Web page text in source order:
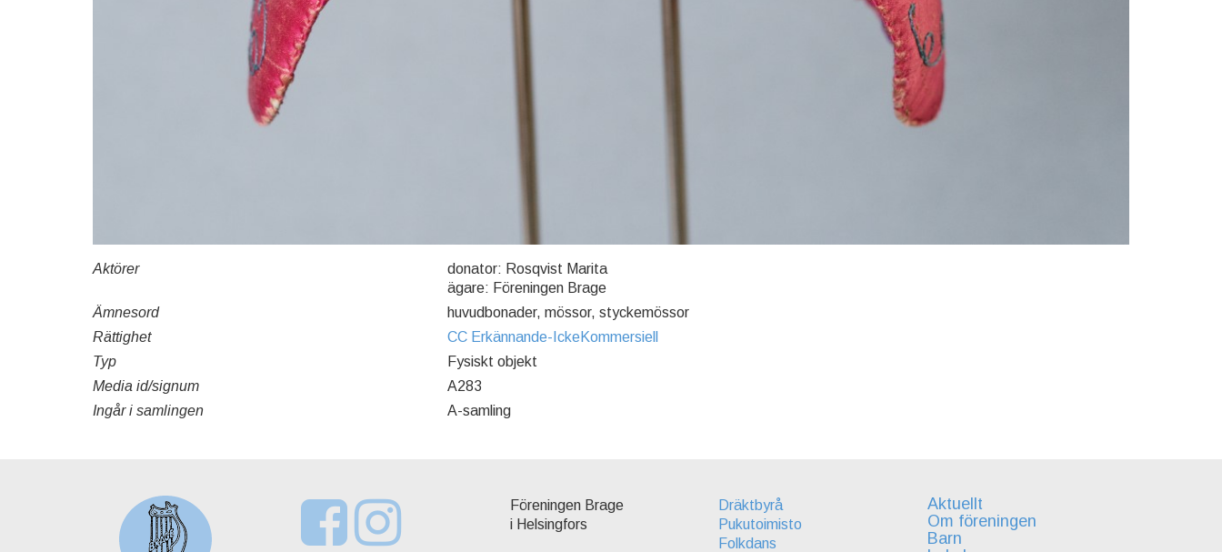
Aktörer
donator: Rosqvist Marita
ägare: Föreningen Brage
Ämnesord
huvudbonader, mössor, styckemössor
Rättighet
CC Erkännande-IckeKommersiell
Typ
Fysiskt objekt
Media id/signum
A283
Ingår i samlingen
A-samling
Föreningen Brage
i Helsingfors
Dräktbyrå
Pukutoimisto
Folkdans
Aktuellt
Om föreningen
Barn